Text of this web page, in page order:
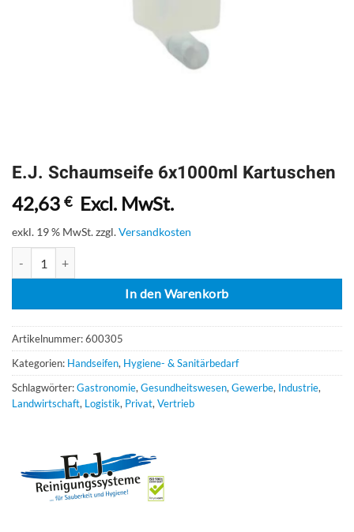
E.J. Schaumseife 6x1000ml Kartuschen
42,63 € Excl. MwSt.
exkl. 19 % MwSt.zzgl.Versandkosten
In den Warenkorb
Artikelnummer:600305
Kategorien: Handseifen, Hygiene- & Sanitärbedarf
Schlagwörter:Gastronomie, Gesundheitswesen, Gewerbe, Industrie,
Landwirtschaft, Logistik, Privat, Vertrieb